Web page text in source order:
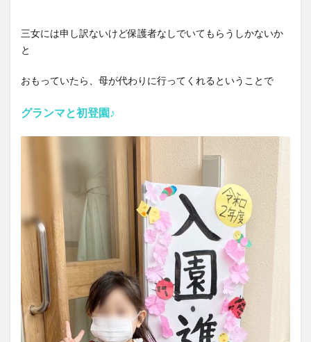
三女には申し訳ないけど保護者なしでいてもらうしかないか
と
おもっていたら、母が代わりに行ってくれるということで
グランマと初登園♪